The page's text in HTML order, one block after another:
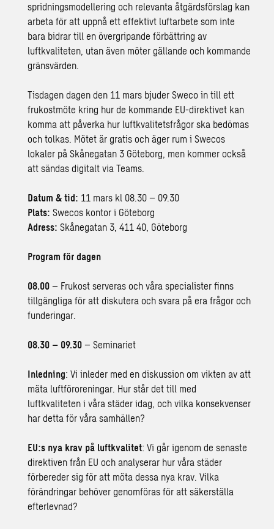
spridningsmodellering och relevanta åtgärdsförslag kan
arbeta för att uppnå ett effektivt luftarbete som inte
bara bidrar till en övergripande förbättring av
luftkvaliteten, utan även möter gällande och kommande
gränsvärden.
Tisdagen dagen den 11 mars bjuder Sweco in till ett
frukostmöte kring hur de kommande EU-direktivet kan
komma att påverka hur luftkvalitetsfrågor ska bedömas
och tolkas. Mötet är gratis och äger rum i Swecos
lokaler på Skånegatan 3 Göteborg, men kommer också
att sändas digitalt via Teams.
Datum & tid: 11 mars kl 08.30 – 09.30
Plats: Swecos kontor i Göteborg
Adress:Skånegatan 3, 411 40, Göteborg
Program för dagen
08.00 – Frukost serveras och våra specialister finns
tillgängliga för att diskutera och svara på era frågor och
funderingar.
08.30 – 09.30– Seminariet
Inledning: Vi inleder med en diskussion om vikten av att
mäta luftföroreningar. Hur står det till med
luftkvaliteten i våra städer idag, och vilka konsekvenser
har detta för våra samhällen?
EU:s nya krav på luftkvalitet: Vi går igenom de senaste
direktiven från EU och analyserar hur våra städer
förbereder sig för att möta dessa nya krav. Vilka
förändringar behöver genomföras för att säkerställa
efterlevnad?